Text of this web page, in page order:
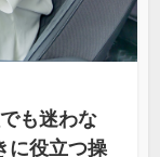
も迷わな
に役立つ操